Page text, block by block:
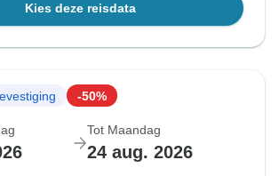
Kies deze reisdata
-50%
Tot Maandag
24 aug. 2026